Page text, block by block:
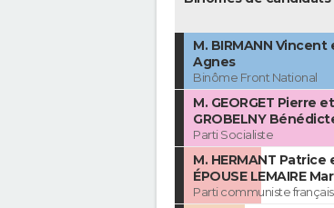
M. BIRMANN Vincent
Agnes
Binôme Front National
M. GEORGET Pierre
GROBELNY
Parti Socialiste
M. HERMANT Patrice
ÉPOUSE LEMAIRE
Parti communiste français